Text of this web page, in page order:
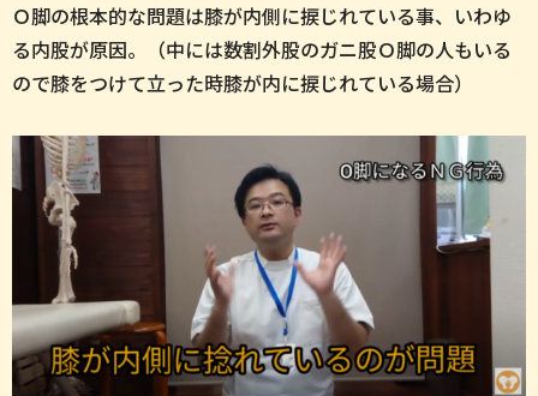
Ｏ脚の根本的な問題は膝が内側に捩じれている事、いわゆ
る内股が原因。（中には数割外股のガニ股Ｏ脚の人もいる
ので膝をつけて立った時膝が内に捩じれている場合）